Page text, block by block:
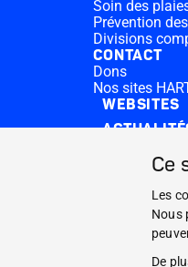
Ce
Les
Nous
De
Soin des
Prévention
Divisions
CONTACT
Dons
Nos sites
WEBSITES
CECI EST